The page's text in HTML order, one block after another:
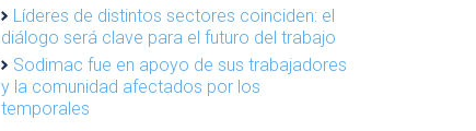
Líderes de distintos sectores coinciden: el
diálogo será clave para el futuro del trabajo
Sodimac fue en apoyo de sus trabajadores
y la comunidad afectados por los
temporales